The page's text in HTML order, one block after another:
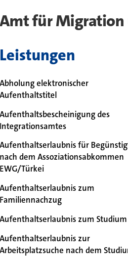
bei
Amt für
Leistungen
Abholung elektronischer
Aufenthaltstitel
Aufenthaltsbescheinigung des
Integrationsamtes
Aufenthaltserlaubnis für
nach dem Assoziationsabkommen
EWG/Türkei
Aufenthaltserlaubnis zum
Familiennachzug
Aufenthaltserlaubnis zum Studium
Aufenthaltserlaubnis zur
Arbeitsplatzsuche nach dem